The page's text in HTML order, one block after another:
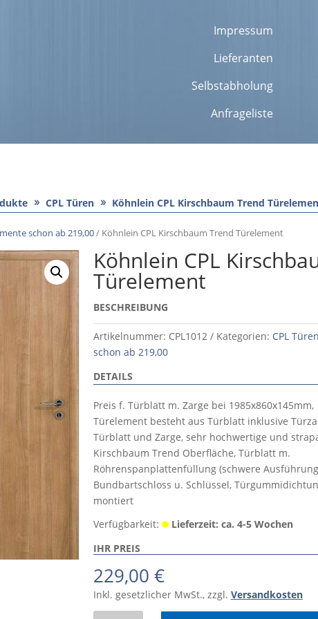
Impressum
Lieferanten
Selbstabholung
Anfrageliste
CPL Türen Köhnlein CPL Kirschbaum Trend
schon ab 219,00/ Köhnlein CPL Kirschbaum Trend Türelement
Köhnlein CPL
Türelement
BESCHREIBUNG
Artikelnummer: CPL1012 Kategorien: CPL Türen
schon ab 219,00
DETAILS
Preis f. Türblatt m. Zarge bei 1985x860x145mm,
Türelement besteht aus Türblatt inklusive
Türblatt und Zarge, sehr hochwertige und
Kirschbaum Trend Oberfläche, Türblatt m.
Röhrenspanplattenfüllung (schwere
Bundbartschloss u. Schlüssel,
montiert
Verfügbarkeit:
Lieferzeit: ca. 4-5 Wochen
IHR PREIS
229,00 €
Inkl. gesetzlicher MwSt., zzgl. Versandkosten